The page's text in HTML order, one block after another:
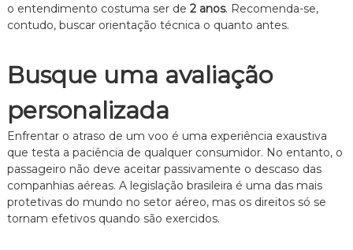
o entendimento costuma ser de 2 anos. Recomenda-se,
contudo, buscar orientação técnica o quanto antes.
Busque uma avaliação
personalizada
Enfrentar o atraso de um voo é uma experiência exaustiva
que testa a paciência de qualquer consumidor. No entanto, o
passageiro não deve aceitar passivamente o descaso das
companhias aéreas. A legislação brasileira é uma das mais
protetivas do mundo no setor aéreo, mas os direitos só se
tornam efetivos quando são exercidos.